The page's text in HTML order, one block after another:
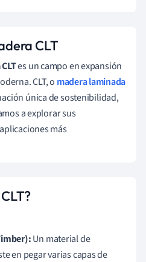
CLT
es un campo en expansión
CLT, o madera laminada
única de sostenibilidad,
a explorar sus
más
Un material de
en pegar varias capas de